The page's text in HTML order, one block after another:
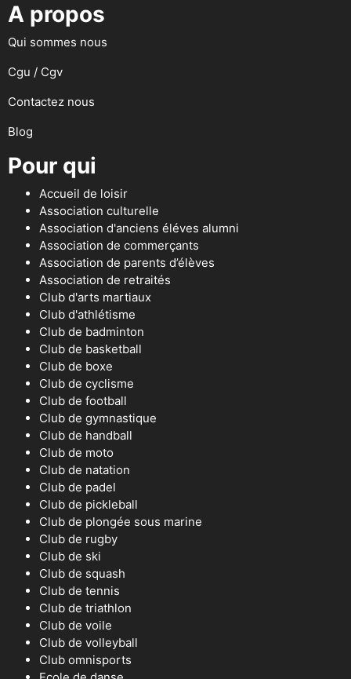
A propos
Qui sommes nous
Cgu / Cgv
Contactez nous
Blog
Pour qui
Accueil de loisir
Association culturelle
Association d'anciens éléves alumni
Association de commerçants
Association de parents d’élèves
Association de retraités
Club d'arts martiaux
Club d'athlétisme
Club de badminton
Club de basketball
Club de boxe
Club de cyclisme
Club de football
Club de gymnastique
Club de handball
Club de moto
Club de natation
Club de padel
Club de pickleball
Club de plongée sous marine
Club de rugby
Club de ski
Club de squash
Club de tennis
Club de triathlon
Club de voile
Club de volleyball
Club omnisports